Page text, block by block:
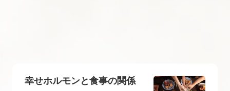
幸せホルモンと食事の関係